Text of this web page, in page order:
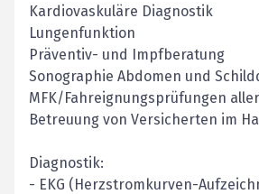
Kardiovaskuläre Diagnostik
Lungenfunktion
Präventiv- und Impfberatung
Sonographie Abdomen und
MFK/Fahreignungsprüfungen
Betreuung von Versicherten im
Diagnostik:
- EKG (Herzstromkurven-